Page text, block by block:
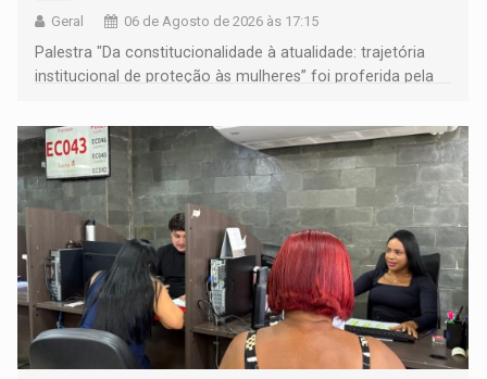
Geral 06 de Agosto de 2026 às 17:15
Palestra "Da constitucionalidade à atualidade: trajetória
institucional de proteção às mulheres” foi proferida pela
Goiás